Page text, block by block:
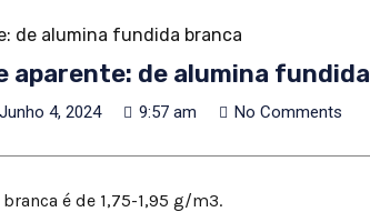
de alumina fundida branca
aparente: de alumina
Junho 4, 2024 9:57 am No Comments
é de 1,75-1,95 g/m3.